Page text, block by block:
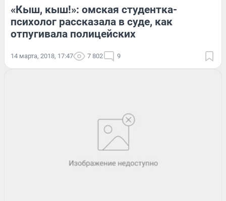
«Кыш, кыш!»: омская студентка-
психолог рассказала в суде, как
отпугивала полицейских
14 марта, 2018, 17:47 7 802 9